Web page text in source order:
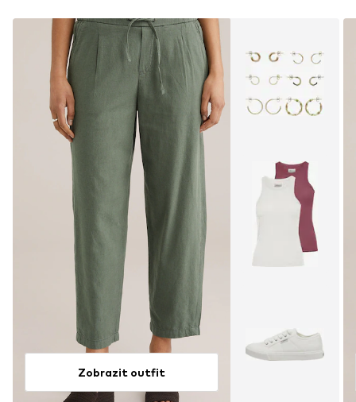
Zobrazit outfit